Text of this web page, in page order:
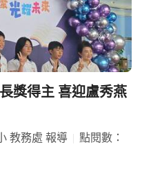
獎得主 喜迎盧秀燕
教務處 報導
點閱數：